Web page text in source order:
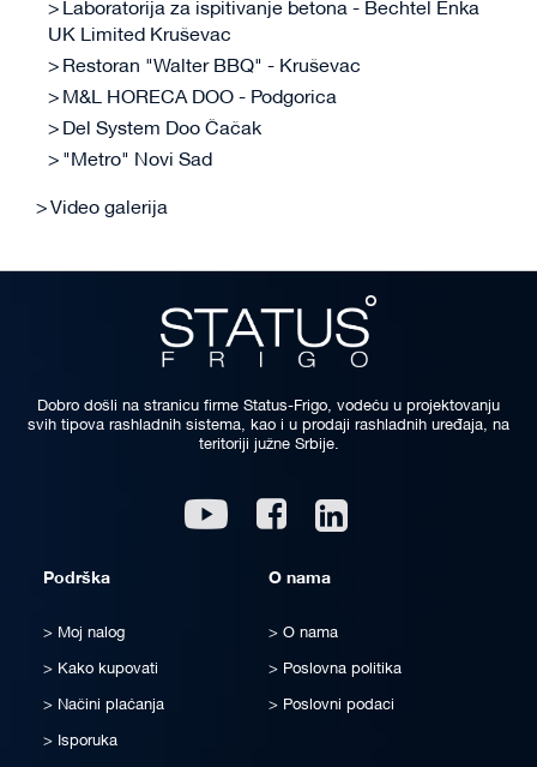
Laboratorija za ispitivanje betona - Bechtel Enka
UK Limited Kruševac
Restoran "Walter BBQ" - Kruševac
M&L HORECA DOO - Podgorica
Del System Doo Čačak
"Metro" Novi Sad
Video galerija
Dobro došli na stranicu firme Status-Frigo, vodeću u projektovanju
svih tipova rashladnih sistema, kao i u prodaji rashladnih uređaja, na
teritoriji južne Srbije.
Youtube Facebook
Podrška
Moj nalog
Kako kupovati
Načini plaćanja
Isporuka
O nama
O nama
Poslovna politika
Poslovni podaci